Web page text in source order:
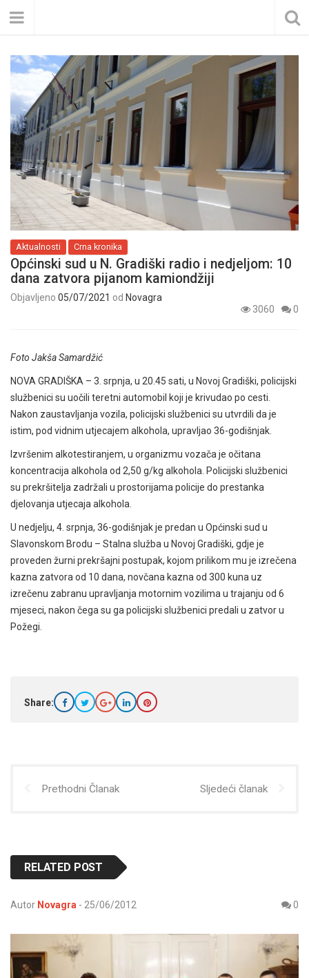
Aktualnosti Crna kronika
Općinski sud u N. Gradiški radio i nedjeljom: 10
dana zatvora pijanom kamiondžiji
Objavljeno 05/07/2021 od Novagra
3060
0
Foto Jakša Samardžić
NOVA GRADIŠKA – 3. srpnja, u 20.45 sati, u Novoj Gradiški, policijski
službenici su uočili teretni automobil koji je krivudao po cesti.
Nakon zaustavljanja vozila, policijski službenici su utvrdili da je
istim, pod vidnim utjecajem alkohola, upravljao 36-godišnjak.
Izvršenim alkotestiranjem, u organizmu vozača je očitana
koncentracija alkohola od 2,50 g/kg alkohola. Policijski službenici
su prekršitelja zadržali u prostorijama policije do prestanka
djelovanja utjecaja alkohola.
U nedjelju, 4. srpnja, 36-godišnjak je predan u Općinski sud u
Slavonskom Brodu – Stalna služba u Novoj Gradiški, gdje je
proveden žurni prekršajni postupak, kojom prilikom mu je izrečena
kazna zatvora od 10 dana, novčana kazna od 300 kuna uz
izrečenu zabranu upravljanja motornim vozilima u trajanju od 6
mjeseci, nakon čega su ga policijski službenici predali u zatvor u
Požegi.
Share:
Prethodni Članak Sljedeći članak
RELATED POST
Autor Novagra - 25/06/2012 0